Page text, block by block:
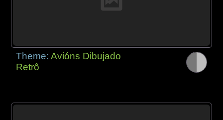
Theme:Avións Dibujado
Retrô